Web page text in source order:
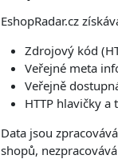
EshopRadar.cz
Zdrojový kód
Veřejné meta
Veřejně
HTTP hlavičky
Data jsou
shopů,